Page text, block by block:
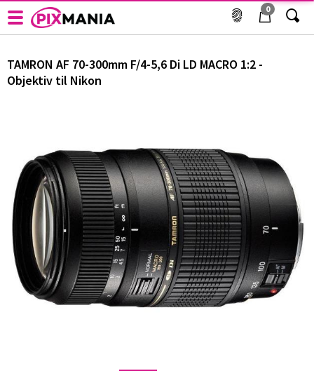
0
LD MACRO 1:2 - Objektiv til Nikon
TAMRON AF 70-300mm F/4-5,6 Di LD MACRO 1:2 -
Objektiv til Nikon